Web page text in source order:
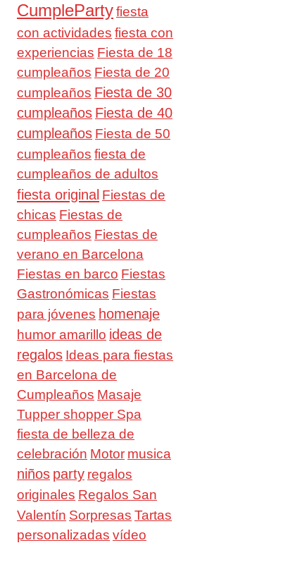
CumplePartyfiesta
con actividades fiesta con
experiencias Fiesta de 18
cumpleaños Fiesta de 20
cumpleaños Fiesta de 30
cumpleaños Fiesta de 40
cumpleaños Fiesta de 50
cumpleaños fiesta de
cumpleaños de adultos
fiesta original Fiestas de
chicas Fiestas de
cumpleaños Fiestas de
verano en Barcelona
Fiestas en barco Fiestas
Gastronómicas Fiestas
para jóvenes homenaje
humor amarillo ideas de
regalos Ideas para fiestas
en Barcelona de
Cumpleaños Masaje
Tupper shopper Spa
fiesta de belleza de
celebración Motor musica
niños party regalos
originales Regalos San
Valentín Sorpresas Tartas
personalizadas vídeo